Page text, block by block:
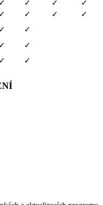
✓ ✓ ✓
✓
✓ ✓ ✓
✓
✓
✓
✓
✓
✓ ✓